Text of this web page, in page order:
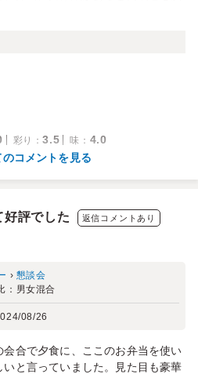
彩り ：3.5 味 ： 4.0
のコメントを見る
好評でした 返信コメントあり
› 懇談会
： 男女混合
08/26
合で夕食に、ここのお弁当を使い
いと言っていました。見た目も豪華